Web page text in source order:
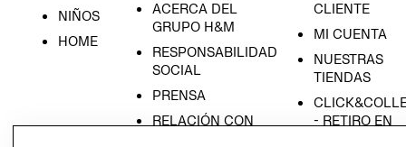
NIÑOS
HOME
ACERCA DEL
GRUPO H&M
RESPONSABILIDAD
SOCIAL
PRENSA
RELACIÓN CON
CLIENTE
MI CUENTA
NUESTRAS
TIENDAS
- RETIRO EN